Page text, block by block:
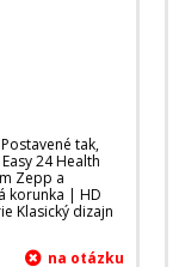
Postavené tak,
24 Health
Zepp a
korunka | HD
Klasický dizajn